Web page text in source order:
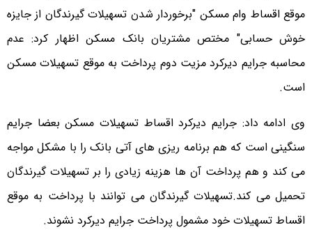
موقع اقساط وام مسکن "برخوردار شدن تسهیلات گیرندگان از جایزه
خوش حسابی" مختص مشتریان بانک مسکن اظهار کرد: عدم
محاسبه جرایم دیرکرد مزیت دوم پرداخت به موقع تسهیلات مسکن
است.
وی ادامه داد: جرایم دیرکرد اقساط تسهیلات مسکن بعضا جرایم
سنگینی است که هم برنامه ریزی های آتی بانک را با مشکل مواجه
می کند و هم پرداخت آن ها هزینه زیادی را بر تسهیلات گیرندگان
تحمیل می کند.تسهیلات گیرندگان می توانند با پرداخت به موقع
اقساط تسهیلات خود مشمول پرداخت جرایم دیرکرد نشوند.